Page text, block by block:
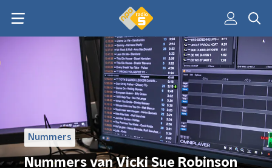
Nummers
Nummers van Vicki Sue Robinson